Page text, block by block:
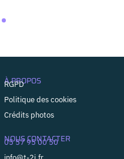
À PROPOS
RGPD
Politique des cookies
Crédits photos
NOUS CONTACTER
05 57 95 00 50